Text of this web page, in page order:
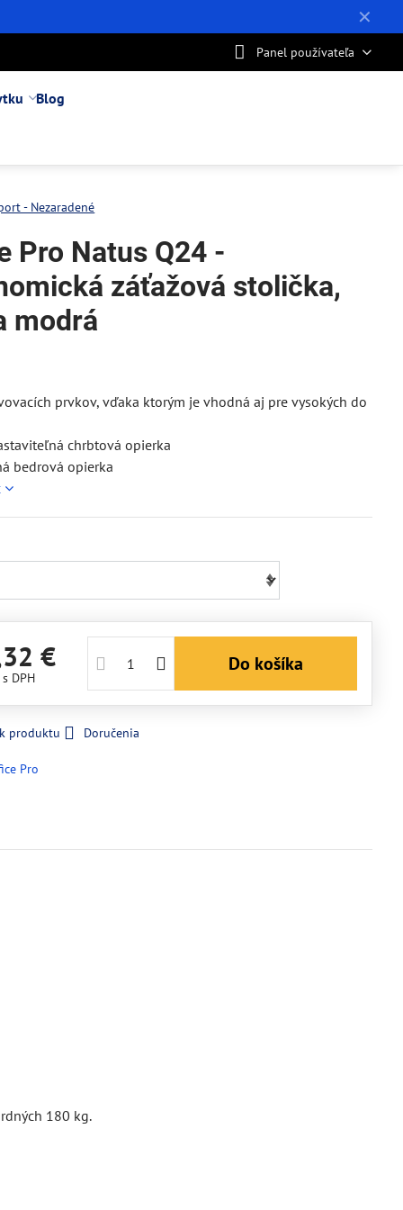
✕
Panel používateľa
Blog
- Nezaradené
Pro Natus Q24 -
záťažová stolička,
modrá
prvkov, vďaka ktorým je vhodná aj pre vysokých do
chrbtová opierka
bedrová opierka
€
s DPH
Do košíka
produktu Doručenia
Pro
180 kg.